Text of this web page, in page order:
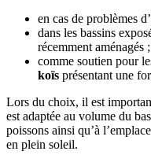
en cas de problèmes d’
dans les bassins
récemment aménagés ;
comme soutien pour
koïs présentant une
Lors du choix, il est
est adaptée au volume du
poissons ainsi qu’à
en plein soleil.